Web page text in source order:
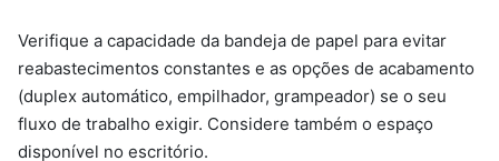
Verifique a capacidade da bandeja de papel para evitar
reabastecimentos constantes e as opções de acabamento
(duplex automático, empilhador, grampeador) se o seu
fluxo de trabalho exigir. Considere também o espaço
disponível no escritório.